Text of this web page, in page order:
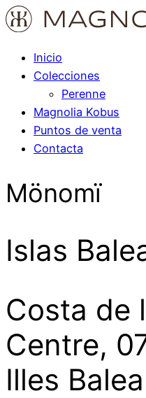
Inicio
Colecciones
Perenne
Magnolia Kobus
Puntos de venta
Contacta
Mönomï
Islas
Costa de
Centre,
Illes